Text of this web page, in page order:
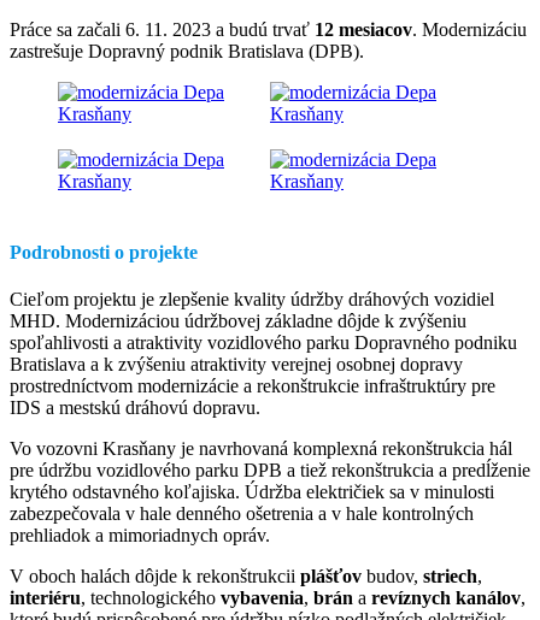
Práce sa začali 6. 11. 2023 a budú trvať 12 mesiacov. Modernizáciu
zastrešuje Dopravný podnik Bratislava (DPB).
Podrobnosti o projekte
Cieľom projektu je zlepšenie kvality údržby dráhových vozidiel
MHD. Modernizáciou údržbovej základne dôjde k zvýšeniu
spoľahlivosti a atraktivity vozidlového parku Dopravného podniku
Bratislava a k zvýšeniu atraktivity verejnej osobnej dopravy
prostredníctvom modernizácie a rekonštrukcie infraštruktúry pre
IDS a mestskú dráhovú dopravu.
Vo vozovni Krasňany je navrhovaná komplexná rekonštrukcia hál
pre údržbu vozidlového parku DPB a tiež rekonštrukcia a predĺženie
krytého odstavného koľajiska. Údržba električiek sa v minulosti
zabezpečovala v hale denného ošetrenia a v hale kontrolných
prehliadok a mimoriadnych opráv.
V oboch halách dôjde k rekonštrukcii plášťov budov, striech,
interiéru, technologického vybavenia, brán a revíznych kanálov,